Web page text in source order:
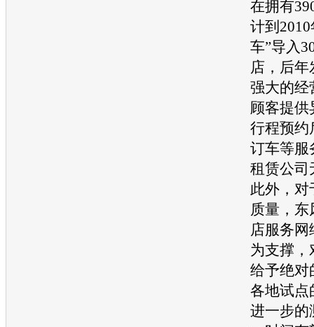
在拥有
计到
车”导入
店，后年
强大的经
顾客提供
行程预约
订车等服
租赁公司
此外，对
质量， 东
店服务
为支撑，
给予绝对
各地试点
进一步的